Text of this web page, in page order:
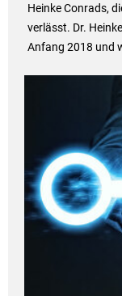
Heinke Conrads,
verlässt. Dr.
Anfang 2018 und